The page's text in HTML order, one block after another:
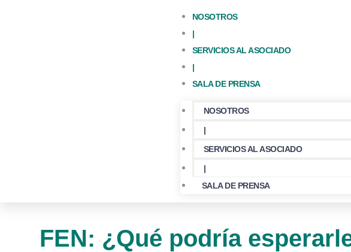
NOSOTROS
|
SERVICIOS AL ASOCIADO
|
SALA DE PRENSA
NOSOTROS
|
SERVICIOS AL ASOCIADO
|
SALA DE PRENSA
FEN: ¿Qué podría